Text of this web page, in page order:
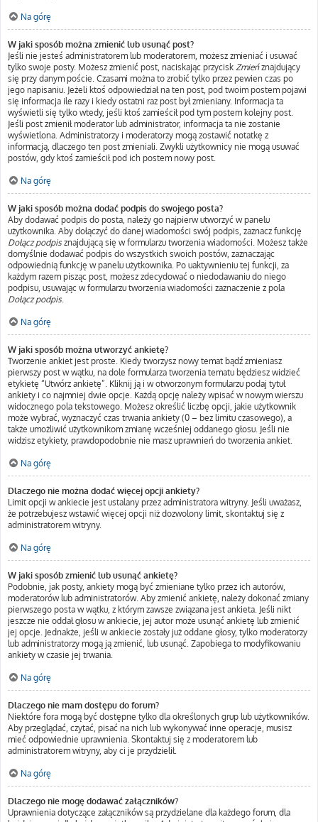
Na górę
W jaki sposób można zmienić lub usunąć post?
Jeśli nie jesteś administratorem lub moderatorem, możesz zmieniać i usuwać
tylko swoje posty. Możesz zmienić post, naciskając przycisk Zmieńznajdujący
się przy danym poście. Czasami można to zrobić tylko przez pewien czas po
jego napisaniu. Jeżeli ktoś odpowiedział na ten post, pod twoim postem pojawi
się informacja ile razy i kiedy ostatni raz post był zmieniany. Informacja ta
wyświetli się tylko wtedy, jeśli ktoś zamieścił pod tym postem kolejny post.
Jeśli post zmienił moderator lub administrator, informacja ta nie zostanie
wyświetlona. Administratorzy i moderatorzy mogą zostawić notatkę z
informacją, dlaczego ten post zmieniali. Zwykli użytkownicy nie mogą usuwać
postów, gdy ktoś zamieścił pod ich postem nowy post.
Na górę
W jaki sposób można dodać podpis do swojego posta?
Aby dodawać podpis do posta, należy go najpierw utworzyć w panelu
użytkownika. Aby dołączyć do danej wiadomości swój podpis, zaznacz funkcję
Dołącz podpis znajdującą się w formularzu tworzenia wiadomości. Możesz także
domyślnie dodawać podpis do wszystkich swoich postów, zaznaczając
odpowiednią funkcję w panelu użytkownika. Po uaktywnieniu tej funkcji, za
każdym razem pisząc post, możesz zdecydować o niedodawaniu do niego
podpisu, usuwając w formularzu tworzenia wiadomości zaznaczenie z pola
Dołącz podpis.
Na górę
W jaki sposób można utworzyć ankietę?
Tworzenie ankiet jest proste. Kiedy tworzysz nowy temat bądź zmieniasz
pierwszy post w wątku, na dole formularza tworzenia tematu będziesz widzieć
etykietę “Utwórz ankietę”. Kliknij ją i w otworzonym formularzu podaj tytuł
ankiety i co najmniej dwie opcje. Każdą opcję należy wpisać w nowym wierszu
widocznego pola tekstowego. Możesz określić liczbę opcji, jakie użytkownik
może wybrać, wyznaczyć czas trwania ankiety (0 – bez limitu czasowego), a
także umożliwić użytkownikom zmianę wcześniej oddanego głosu. Jeśli nie
widzisz etykiety, prawdopodobnie nie masz uprawnień do tworzenia ankiet.
Na górę
Dlaczego nie można dodać więcej opcji ankiety?
Limit opcji w ankiecie jest ustalany przez administratora witryny. Jeśli uważasz,
że potrzebujesz wstawić więcej opcji niż dozwolony limit, skontaktuj się z
administratorem witryny.
Na górę
W jaki sposób zmienić lub usunąć ankietę?
Podobnie, jak posty, ankiety mogą być zmieniane tylko przez ich autorów,
moderatorów lub administratorów. Aby zmienić ankietę, należy dokonać zmiany
pierwszego posta w wątku, z którym zawsze związana jest ankieta. Jeśli nikt
jeszcze nie oddał głosu w ankiecie, jej autor może usunąć ankietę lub zmienić
jej opcje. Jednakże, jeśli w ankiecie zostały już oddane głosy, tylko moderatorzy
lub administratorzy mogą ją zmienić, lub usunąć. Zapobiega to modyfikowaniu
ankiety w czasie jej trwania.
Na górę
Dlaczego nie mam dostępu do forum?
Niektóre fora mogą być dostępne tylko dla określonych grup lub użytkowników.
Aby przeglądać, czytać, pisać na nich lub wykonywać inne operacje, musisz
mieć odpowiednie uprawnienia. Skontaktuj się z moderatorem lub
administratorem witryny, aby ci je przydzielił.
Na górę
Dlaczego nie mogę dodawać załączników?
Uprawnienia dotyczące załączników są przydzielane dla każdego forum, dla